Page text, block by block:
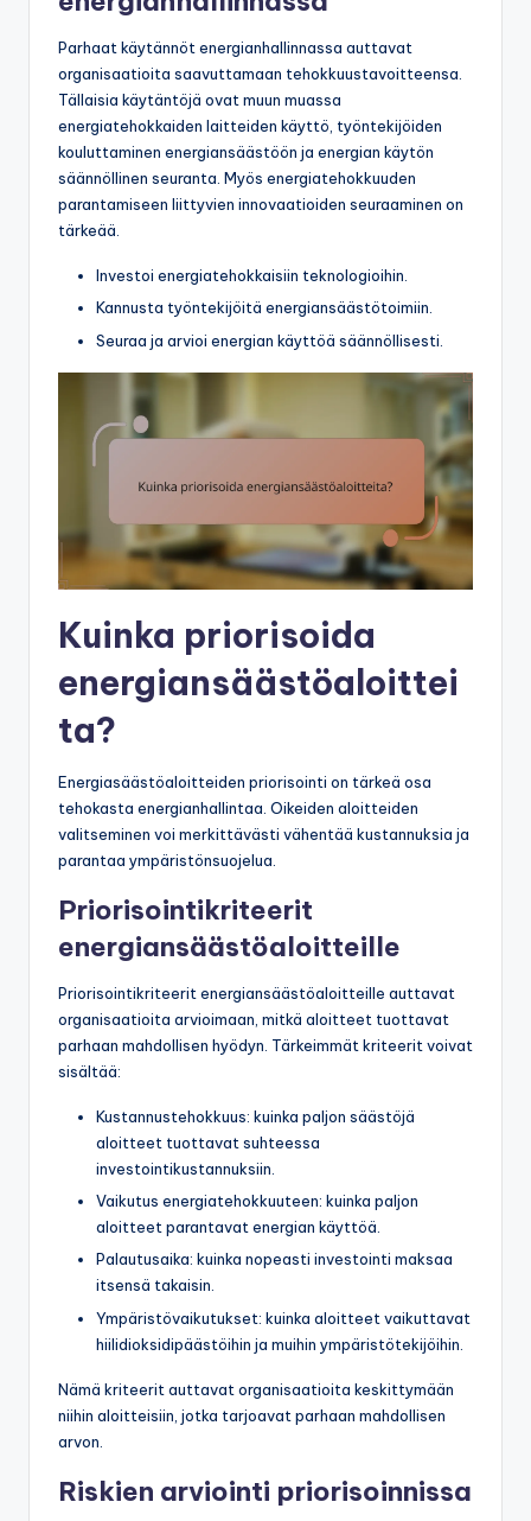
Parhaat käytännöt energianhallinnassa auttavat
organisaatioita saavuttamaan tehokkuustavoitteensa.
Tällaisia käytäntöjä ovat muun muassa
energiatehokkaiden laitteiden käyttö, työntekijöiden
kouluttaminen energiansäästöön ja energian käytön
säännöllinen seuranta. Myös energiatehokkuuden
parantamiseen liittyvien innovaatioiden seuraaminen on
tärkeää.
Investoi energiatehokkaisiin teknologioihin.
Kannusta työntekijöitä energiansäästötoimiin.
Seuraa ja arvioi energian käyttöä säännöllisesti.
Kuinka priorisoida
energiansäästöaloittei
ta?
Energiasäästöaloitteiden priorisointi on tärkeä osa
tehokasta energianhallintaa. Oikeiden aloitteiden
valitseminen voi merkittävästi vähentää kustannuksia ja
parantaa ympäristönsuojelua.
Priorisointikriteerit
energiansäästöaloitteille
Priorisointikriteerit energiansäästöaloitteille auttavat
organisaatioita arvioimaan, mitkä aloitteet tuottavat
parhaan mahdollisen hyödyn. Tärkeimmät kriteerit voivat
sisältää:
Kustannustehokkuus: kuinka paljon säästöjä
aloitteet tuottavat suhteessa
investointikustannuksiin.
Vaikutus energiatehokkuuteen: kuinka paljon
aloitteet parantavat energian käyttöä.
Palautusaika: kuinka nopeasti investointi maksaa
itsensä takaisin.
Ympäristövaikutukset: kuinka aloitteet vaikuttavat
hiilidioksidipäästöihin ja muihin ympäristötekijöihin.
Nämä kriteerit auttavat organisaatioita keskittymään
niihin aloitteisiin, jotka tarjoavat parhaan mahdollisen
arvon.
Riskien arviointi priorisoinnissa